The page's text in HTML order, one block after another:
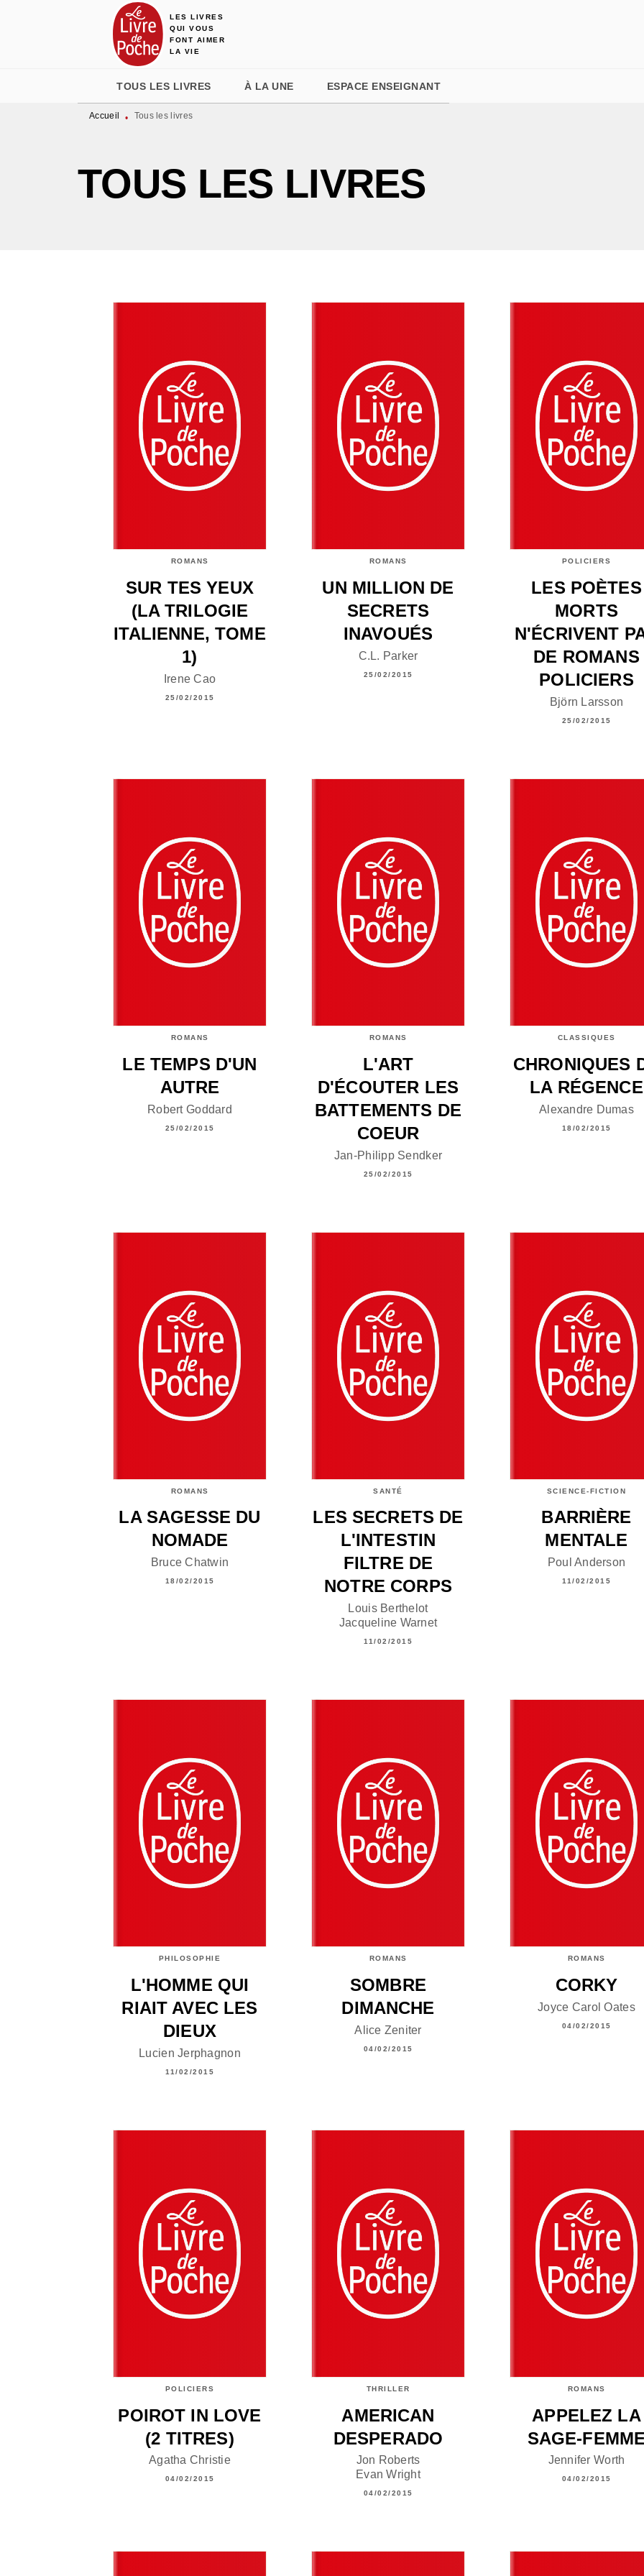
MENU RECHERCHE
LES LIVRES
QUI VOUS
FONT AIMER
LA VIE
TOUS LES LIVRES À LA UNE ESPACE ENSEIGNANT
Accueil • Tous les livres
TOUS LES LIVRES
ROMANS
SUR TES YEUX
(LA TRILOGIE
ITALIENNE, TOME
1)
Irene Cao
25/02/2015
ROMANS
UN MILLION DE
SECRETS
INAVOUÉS
C.L. Parker
25/02/2015
POLICIERS
LES POÈTES
MORTS
N'ÉCRIVENT
DE ROMANS
POLICIERS
Björn Larsson
25/02/2015
ROMANS
LE TEMPS D'UN
AUTRE
Robert Goddard
25/02/2015
ROMANS
L'ART
D'ÉCOUTER LES
BATTEMENTS DE
COEUR
Jan-Philipp Sendker
25/02/2015
CLASSIQUES
CHRONIQUES
LA RÉGENCE
Alexandre Dumas
18/02/2015
ROMANS
LA SAGESSE DU
NOMADE
Bruce Chatwin
18/02/2015
SANTÉ
LES SECRETS DE
L'INTESTIN
FILTRE DE
NOTRE CORPS
Louis Berthelot
Jacqueline Warnet
11/02/2015
SCIENCE-FICTION
BARRIÈRE
MENTALE
Poul Anderson
11/02/2015
PHILOSOPHIE
L'HOMME QUI
RIAIT AVEC LES
DIEUX
Lucien Jerphagnon
11/02/2015
ROMANS
SOMBRE
DIMANCHE
Alice Zeniter
04/02/2015
ROMANS
CORKY
Joyce Carol Oates
04/02/2015
POLICIERS
POIROT IN LOVE
(2 TITRES)
Agatha Christie
04/02/2015
THRILLER
AMERICAN
DESPERADO
Jon Roberts
Evan Wright
04/02/2015
ROMANS
APPELEZ LA
SAGE-
Jennifer Worth
04/02/2015